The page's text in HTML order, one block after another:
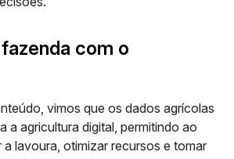
com o
vimos que os dados agrícolas
a agricultura digital, permitindo ao
lavoura, otimizar recursos e tomar